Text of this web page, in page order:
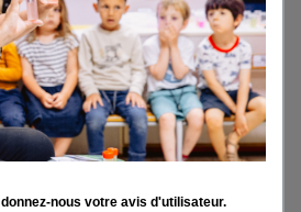
2 CYCLE 3 CYCLE 4
nous votre avis d'utilisateur.